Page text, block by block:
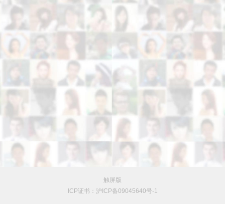
触屏版
ICP证书：沪ICP备09045640号-1